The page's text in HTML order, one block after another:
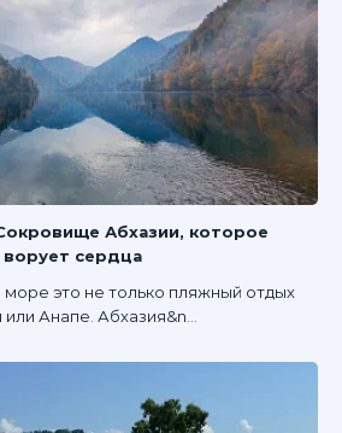
Абхазии, которое
ворует сердца
это не только пляжный отдых
или Анапе. Абхазия&n...